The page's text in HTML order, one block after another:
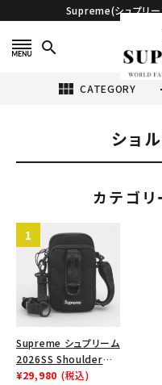
Supreme(シュプリ
search
view_module CATEGORY
表示する商品はありません。
NEW ITEMS
CATEGORY
Tシャツ・ロングスリーブ
ショ
カテゴリ
Supreme シュプリーム
2026SS Shoulder
Bag ショルダーバッグ
¥29,980 (税込)